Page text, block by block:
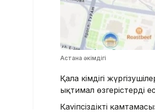
Астана әкімдігі
Қала әкімдігі
ықтимал өзгерістерді
Қауіпсіздікті